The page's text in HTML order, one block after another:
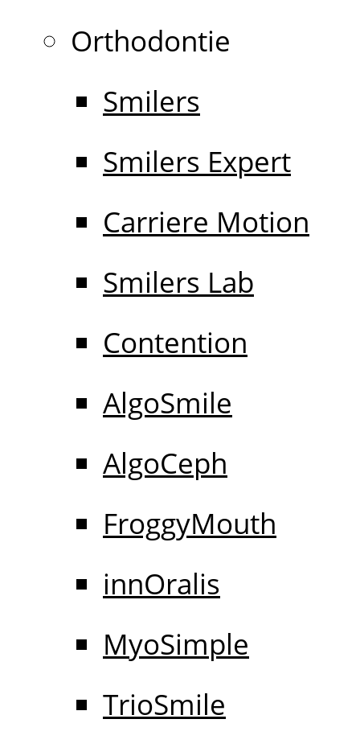
Orthodontie
Smilers
Smilers Expert
Carriere Motion
Smilers Lab
Contention
AlgoSmile
AlgoCeph
FroggyMouth
innOralis
MyoSimple
TrioSmile